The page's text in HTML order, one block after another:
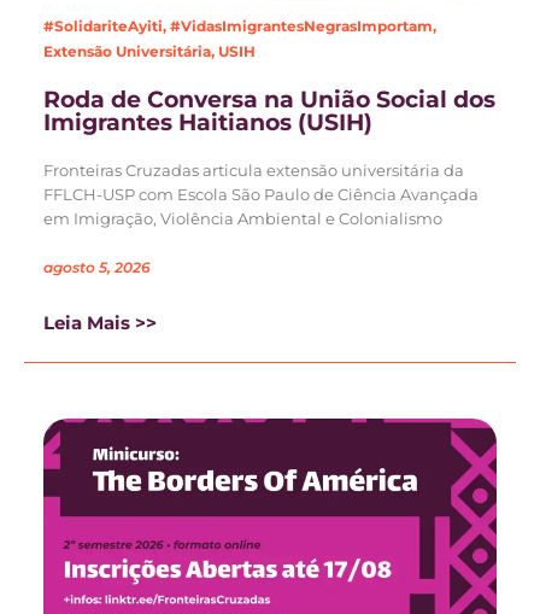
#SolidariteAyiti,#VidasImigrantesNegrasImportam,
Extensão Universitária, USIH
Roda de Conversa na União Social dos
Imigrantes Haitianos (USIH)
Fronteiras Cruzadas articula extensão universitária da
FFLCH-USP com Escola São Paulo de Ciência Avançada
em Imigração, Violência Ambiental e Colonialismo
agosto 5, 2026
Leia Mais >>